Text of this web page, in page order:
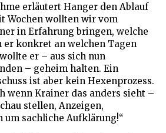
erläutert Hanger den Ablauf
Wochen wollten wir vom
in Erfahrung bringen, welche
er konkret an welchen Tagen
er – aus sich nun
– geheim halten. Ein
ist aber kein Hexenprozess.
wenn Krainer das anders sieht –
stellen, Anzeigen,
um sachliche Aufklärung!“